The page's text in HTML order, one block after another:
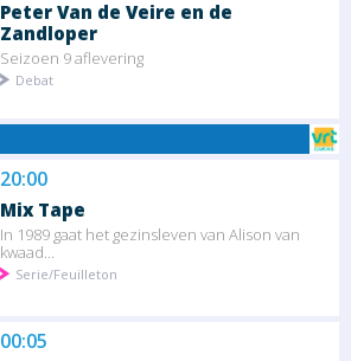
Peter Van de Veire en de
Zandloper
Seizoen 9 aflevering
Debat
20:00
Mix Tape
In 1989 gaat het gezinsleven van Alison van
kwaad...
Serie/Feuilleton
00:05